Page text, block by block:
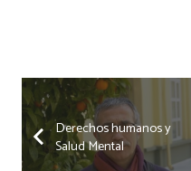
Derechos humanos y
Salud Mental